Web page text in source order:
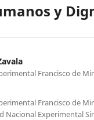
y
Francisco de
Francisco de
Nacional Experimental